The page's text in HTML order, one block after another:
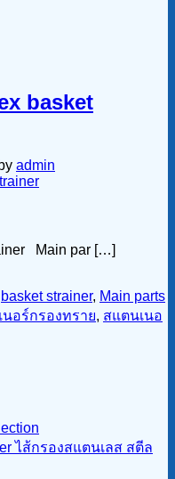
basket
by admin
Main par […]
basket strainer, Main parts
นอร์กรองทราย, สแตนเนอ
ไส้กรองสแตนเลส สตีล